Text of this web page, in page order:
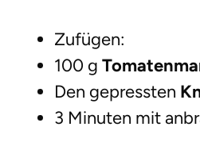
Zufügen:
100 g
Den gepressten
3 Minuten mit